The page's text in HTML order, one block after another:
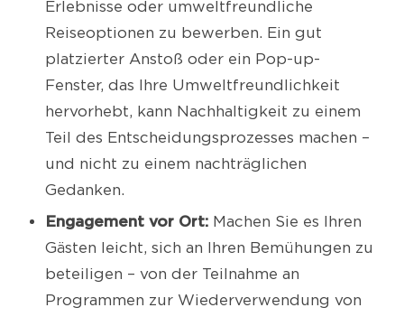
Erlebnisse oder umweltfreundliche
Reiseoptionen zu bewerben. Ein gut
platzierter Anstoß oder ein Pop-up-
Fenster, das Ihre Umweltfreundlichkeit
hervorhebt, kann Nachhaltigkeit zu einem
Teil des Entscheidungsprozesses machen –
und nicht zu einem nachträglichen
Gedanken.
Engagement vor Ort: Machen Sie es Ihren
Gästen leicht, sich an Ihren Bemühungen zu
beteiligen – von der Teilnahme an
Programmen zur Wiederverwendung von